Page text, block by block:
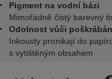
Pigment na vodní bázi
Mimořádně čistý barevný
Odolnost vůči
Inkousty pronikají do
s vytištěným obsahem